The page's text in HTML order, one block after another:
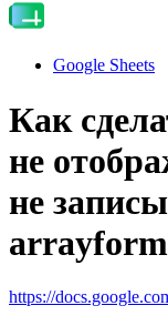
Google Sheets
Как
не
не
https://